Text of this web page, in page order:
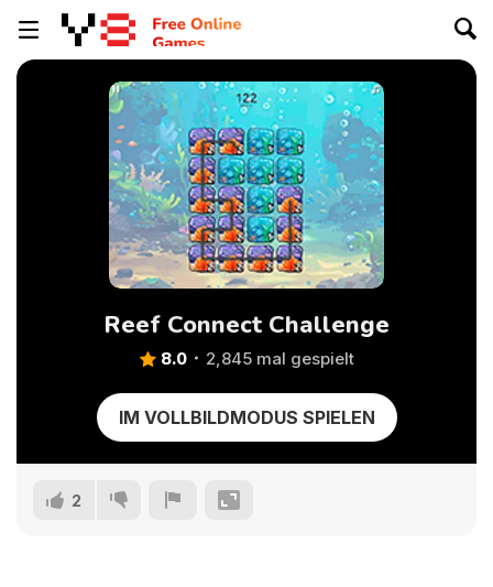
Reef Connect Challenge
8.0 2,845 mal gespielt
IM VOLLBILDMODUS SPIELEN
2